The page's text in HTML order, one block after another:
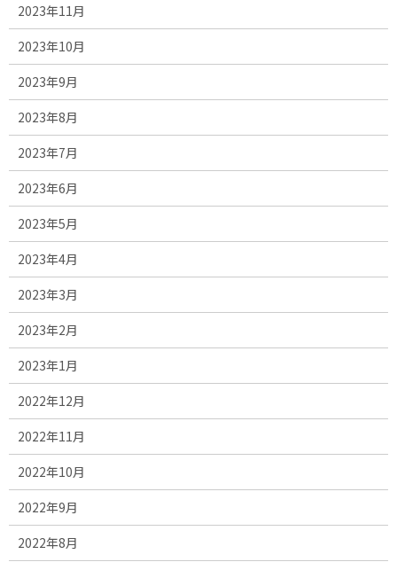
2023年11月
2023年10月
2023年9月
2023年8月
2023年7月
2023年6月
2023年5月
2023年4月
2023年3月
2023年2月
2023年1月
2022年12月
2022年11月
2022年10月
2022年9月
2022年8月